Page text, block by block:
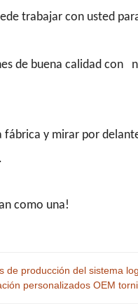
trabajar con usted
de buena calidad con
fábrica y mirar por
como una!
de producción del sistema
personalizados OEM